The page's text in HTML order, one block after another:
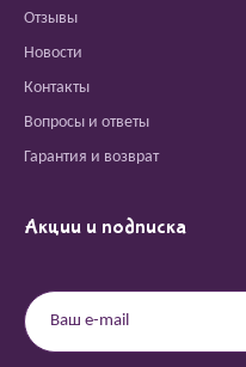
Отзывы
Новости
Контакты
Вопросы и ответы
Гарантия и возврат
Акции и подписка